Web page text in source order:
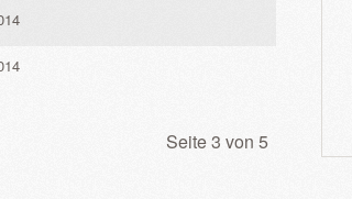
Seite 3 von 5